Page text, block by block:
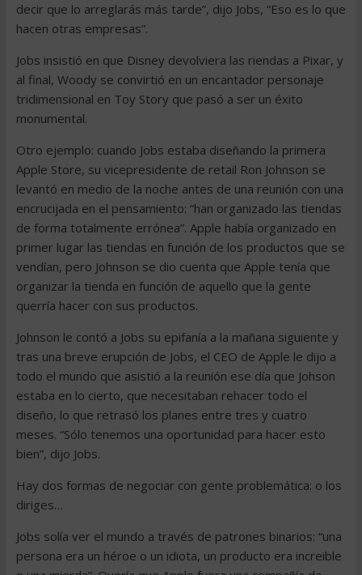
decir que lo arreglarás más tarde”, dijo Jobs, “Eso es lo que
hacen otras empresas”.
Jobs insistió en que Disney devolviera las riendas a Pixar, y
al final, Woody se convirtió en un encantador personaje
tridimensional en Toy Story que pasó a ser un éxito
monumental.
Otro ejemplo: cuando Jobs estaba diseñando la primera
Apple Store, su vicepresidente de retail Ron Johnson se
levantó en medio de la noche antes de una reunión con una
encrucijada en el pensamiento: “han organizado las tiendas
de forma totalmente errónea”. Apple había organizado en
primer lugar las tiendas en función de los productos que se
vendían, pero Johnson se dio cuenta que Apple tenía que
organizar la tienda en función de aquello que la gente
querría hacer con sus productos.
Johnson le contó a Jobs su epifanía a la mañana siguiente y
tras una breve erupción de Jobs, el CEO de Apple le dijo a
todo el mundo que asistió a la reunión ese día que Johson
estaba en lo cierto, que necesitaban rehacer todo el
diseño, lo que retrasó los planes entre tres y cuatro
meses. “Sólo tenemos una oportunidad para hacer esto
bien”, dijo Jobs.
Hay dos formas de negociar con gente problemática: o los
diriges…
Jobs solía ver el mundo a través de patrones binarios: “una
persona era un héroe o un idiota, un producto era increible